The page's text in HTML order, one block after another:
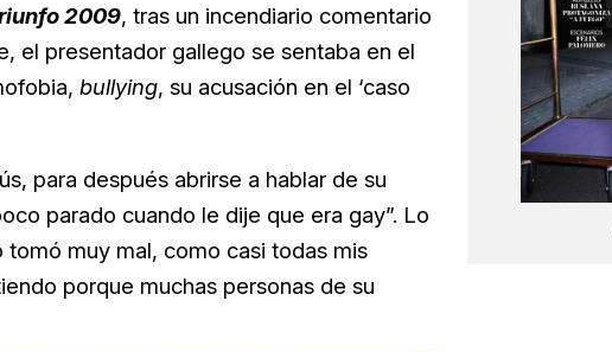
2009, tras un incendiario comentario
el presentador gallego se sentaba en el
bullying, su acusación en el ‘caso
para después abrirse a hablar de su
parado cuando le dije que era gay”. Lo
muy mal, como casi todas mis
porque muchas personas de su